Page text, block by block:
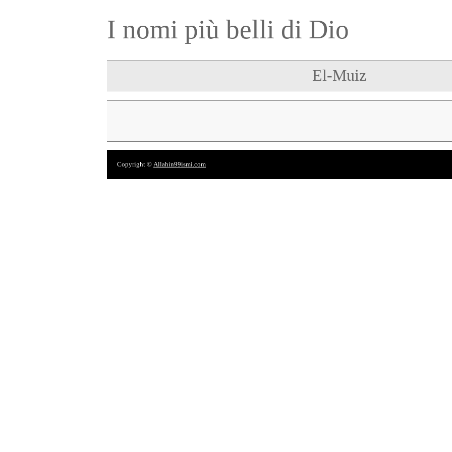
I nomi più belli di Dio
El-Muiz
Copyright © Allahin99ismi.com